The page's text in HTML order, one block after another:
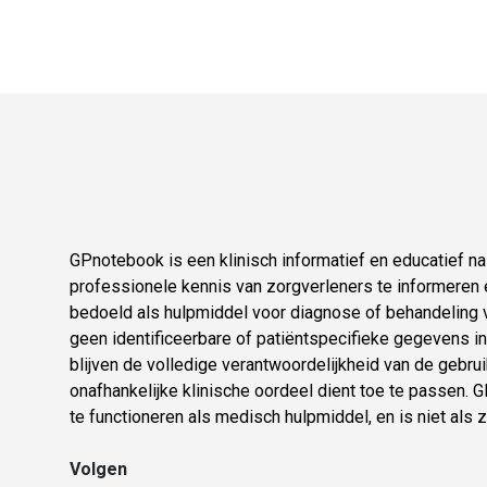
GPnotebook is een klinisch informatief en educatief
professionele kennis van zorgverleners te informeren
bedoeld als hulpmiddel voor diagnose of behandeling
geen identificeerbare of patiëntspecifieke gegevens
blijven de volledige verantwoordelijkheid van de
onafhankelijke klinische oordeel dient toe te passen.
te functioneren als medisch hulpmiddel, en is niet als
Volgen